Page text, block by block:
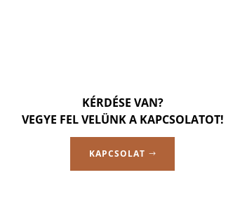
KÉRDÉSE VAN?
VEGYE FEL VELÜNK A KAPCSOLATOT!
KAPCSOLAT